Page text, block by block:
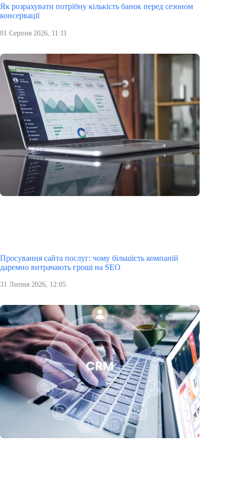
Як розрахувати потрібну кількість банок перед сезоном
консервації
01 Серпня 2026, 11:11
Просування сайта послуг: чому більшість компаній
даремно витрачають гроші на SEO
31 Липня 2026, 12:05